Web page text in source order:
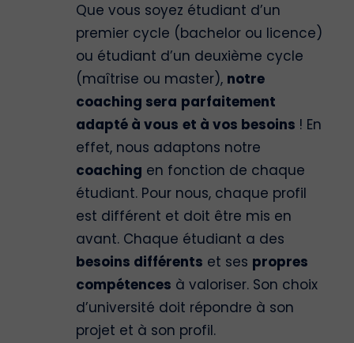
Que vous soyez étudiant d’un
premier cycle (bachelor ou licence)
ou étudiant d’un deuxième cycle
(maîtrise ou master), notre
coaching sera parfaitement
adapté à vous et à vos besoins ! En
effet, nous adaptons notre
coaching en fonction de chaque
étudiant. Pour nous, chaque profil
est différent et doit être mis en
avant. Chaque étudiant a des
besoins différents et ses propres
compétences à valoriser. Son choix
d’université doit répondre à son
projet et à son profil.